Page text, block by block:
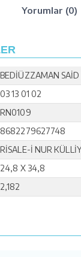
Yorumlar (0)
BEDİÜZZAMAN SAİD
03 13 01 02
RN0109
8682279627748
RİSALE-İ NUR
24,8 X 34,8
2,182